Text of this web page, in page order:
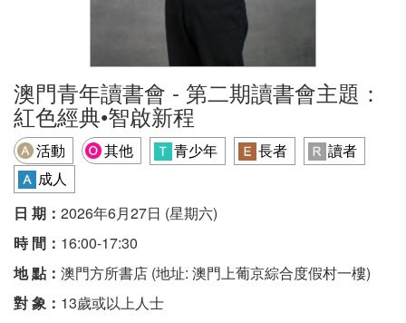
澳門青年讀書會 - 第二期讀書會主題：
紅色經典•智啟新程
活動 其他 青少年 長者
讀者
成人
日 期： 2026年6月27日 (星期六)
時 間： 16:00-17:30
地 點： 澳門方所書店 (地址: 澳門上葡京綜合度假村一樓)
對 象： 13歲或以上人士